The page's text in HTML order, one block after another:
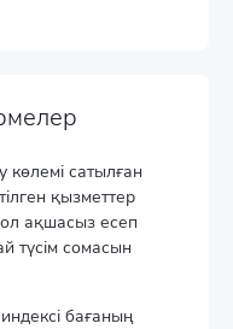
көлемі сатылған
қызметтер
ақшасыз есеп
түсім сомасын
бағаның